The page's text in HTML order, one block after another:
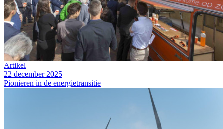
Artikel
22 december 2025
Pionieren in de energietransitie